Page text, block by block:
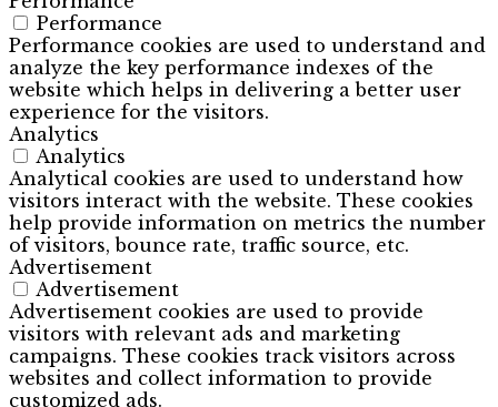
Performance
Performance cookies are used to understand and
analyze the key performance indexes of the
website which helps in delivering a better user
experience for the visitors.
Analytics
Analytics
Analytical cookies are used to understand how
visitors interact with the website. These cookies
help provide information on metrics the number
of visitors, bounce rate, traffic source, etc.
Advertisement
Advertisement
Advertisement cookies are used to provide
visitors with relevant ads and marketing
campaigns. These cookies track visitors across
websites and collect information to provide
customized ads.